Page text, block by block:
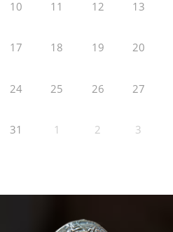
10 11 12 13
17 18 19 20
24 25 26 27
31 1 2 3